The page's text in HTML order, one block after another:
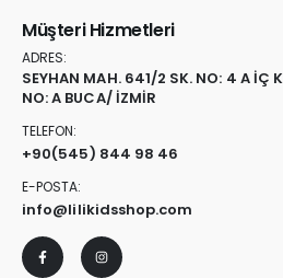
Müşteri Hizmetleri
ADRES:
SEYHAN MAH. 641/2 SK. NO: 4 A İÇ
NO: A BUCA/ İZMİR
TELEFON:
+90(545) 844 98 46
E-POSTA:
info@lilikidsshop.com